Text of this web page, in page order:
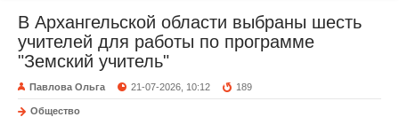
В Архангельской области выбраны шесть
учителей для работы по программе
"Земский учитель"
Павлова Ольга 21-07-2026, 10:12 189
Общество